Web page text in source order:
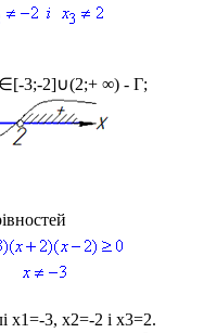
3;-2]∪(2;+ ∞) - Г;
x1=-3, x2=-2 і x3=2.